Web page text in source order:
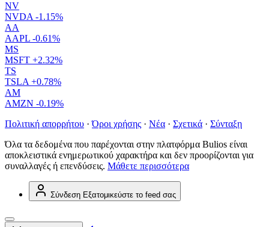
NV
NVDA -1.15%
AA
AAPL -0.61%
MS
MSFT +2.32%
TS
TSLA +0.78%
AM
AMZN -0.19%
Πολιτική απορρήτου · Όροι χρήσης · Νέα · Σχετικά · Σύνταξη
Όλα τα δεδομένα που παρέχονται στην πλατφόρμα Bulios είναι
αποκλειστικά ενημερωτικού χαρακτήρα και δεν προορίζονται για
συναλλαγές ή επενδύσεις. Μάθετε περισσότερα
Σύνδεση Εξατομικεύστε το feed σας